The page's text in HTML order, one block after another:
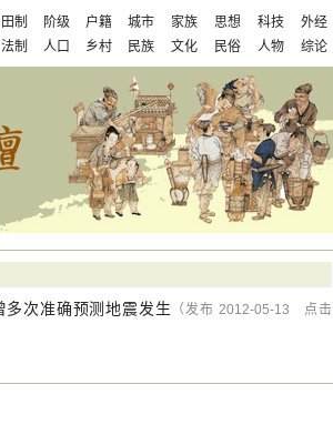
田制 阶级 户籍 城市 家族 思想 科技
外经
法制 人口 乡村 民族 文化 民俗 人物 综论
次准确预测地震发生
（发布 2012-05-13 点击